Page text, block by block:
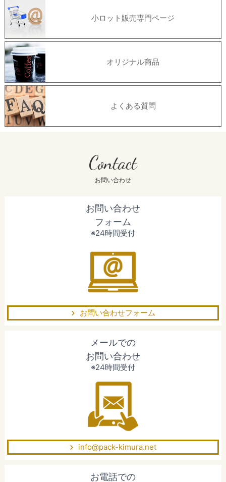
小ロット販売専門ページ
オリジナル商品
よくある質問
Contact
お問い合わせ
お問い合わせ
フォーム
※24時間受付
お問い合わせフォーム
メールでの
お問い合わせ
※24時間受付
info@pack-kimura.net
お電話での